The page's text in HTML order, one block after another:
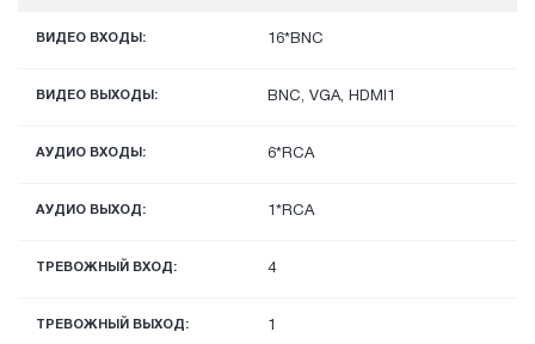
ВИДЕО ВХОДЫ: 16*BNC
ВИДЕО ВЫХОДЫ: BNC, VGA, HDMI1
АУДИО ВХОДЫ: 6*RCA
АУДИО ВЫХОД: 1*RCA
ТРЕВОЖНЫЙ ВХОД: 4
ТРЕВОЖНЫЙ ВЫХОД: 1